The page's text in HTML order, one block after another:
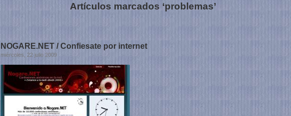
Artículos marcados ‘problemas’
NOGARE.NET / Confiesate por internet
miércoles, 22 julio 2009